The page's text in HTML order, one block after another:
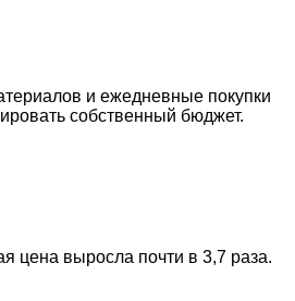
и ежедневные покупки
собственный бюджет.
цена выросла почти в 3,7 раза.